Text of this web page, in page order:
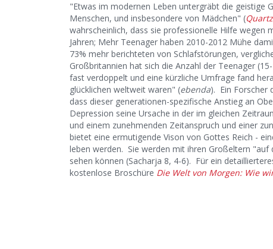
"Etwas im modernen Leben untergräbt die geistige
Menschen, und insbesondere von Mädchen" (Quartz
wahrscheinlich, dass sie professionelle Hilfe wegen
Jahren; Mehr Teenager haben 2010-2012 Mühe
73% mehr berichteten von Schlafstörungen,
Großbritannien hat sich die Anzahl der Teenager
fast verdoppelt und eine kürzliche Umfrage fand
glücklichen weltweit waren" (ebenda). Ein Forscher
dass dieser generationen-spezifische Anstieg an
Depression seine Ursache in der im gleichen
und einem zunehmenden Zeitanspruch und einer
bietet eine ermutigende Vison von Gottes Reich -
leben werden. Sie werden mit ihren Großeltern
sehen können (Sacharja 8, 4-6). Für ein
kostenlose Broschüre Die Welt von Morgen: Wie